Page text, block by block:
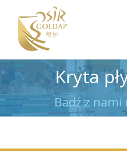
Kryta
Badź z nami
Jesteś